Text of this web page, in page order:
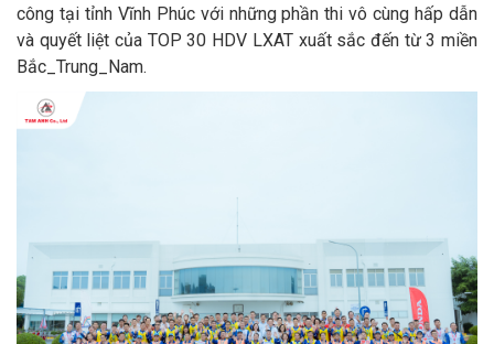
công tại tỉnh Vĩnh Phúc với những phần thi vô cùng hấp dẫn
và quyết liệt của TOP 30 HDV LXAT xuất sắc đến từ 3 miền
Bắc_Trung_Nam.